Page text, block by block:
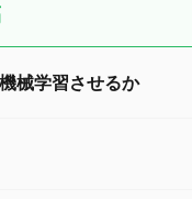
械学習させるか